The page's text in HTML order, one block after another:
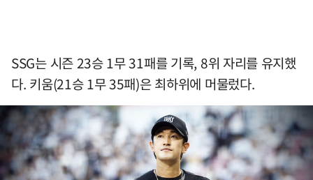
SSG는 시즌 23승 1무 31패를 기록, 8위 자리를 유지했
다. 키움(21승 1무 35패)은 최하위에 머물렀다.